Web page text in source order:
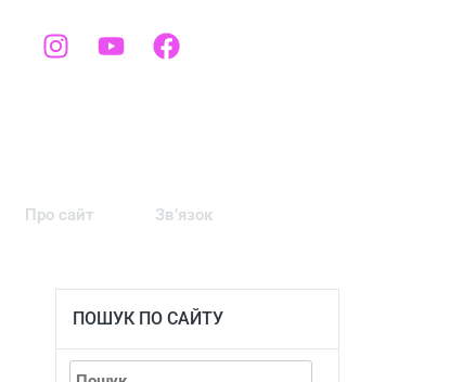
Про сайт Зв’язок
ПОШУК ПО САЙТУ